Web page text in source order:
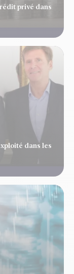
privé dans
dans les